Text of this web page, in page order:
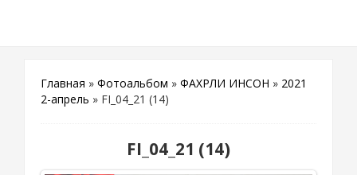
Главная » Фотоальбом » ФАХРЛИ ИНСОН » 2021
2-апрель » FI_04_21 (14)
FI_04_21 (14)